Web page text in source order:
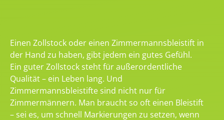
Einen Zollstock oder einen Zimmermannsbleistift in
der Hand zu haben, gibt jedem ein gutes Gefühl.
Ein guter Zollstock steht für außerordentliche
Qualität – ein Leben lang. Und
Zimmermannsbleistifte sind nicht nur für
Zimmermännern. Man braucht so oft einen Bleistift
– sei es, um schnell Markierungen zu setzen, wenn